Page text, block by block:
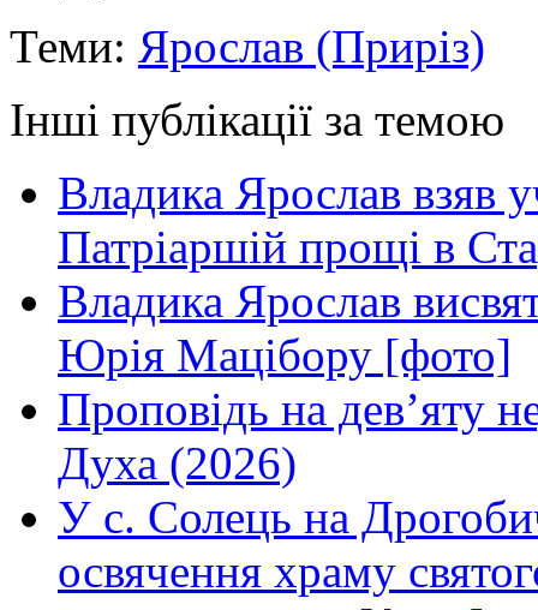
Теми: Ярослав (Приріз)
Інші публікації за темою
Владика Ярослав взяв
Патріаршій прощі в
Владика Ярослав
Юрія Мацібору [фото]
Проповідь на дев’яту
Духа (2026)
У с. Солець на
освячення храму